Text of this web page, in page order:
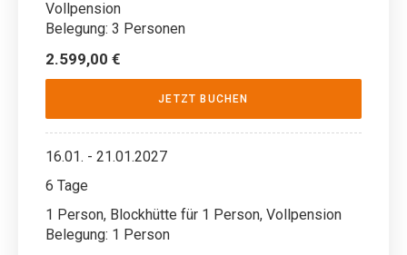
Vollpension
Belegung: 3 Personen
2.599,00 €
JETZT BUCHEN
16.01. - 21.01.2027
6 Tage
1 Person, Blockhütte für 1 Person, Vollpension
Belegung: 1 Person